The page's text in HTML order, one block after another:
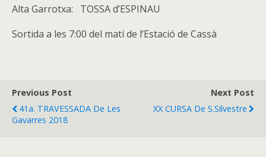
Alta Garrotxa: TOSSA d’ESPINAU
Sortida a les 7:00 del matí de l’Estació de Cassà
Previous Post
41a. TRAVESSADA De Les
Gavarres 2018
Next Post
XX CURSA De S.Silvestre